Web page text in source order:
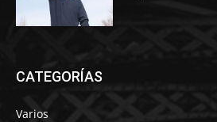
CATEGORÍAS
Varios